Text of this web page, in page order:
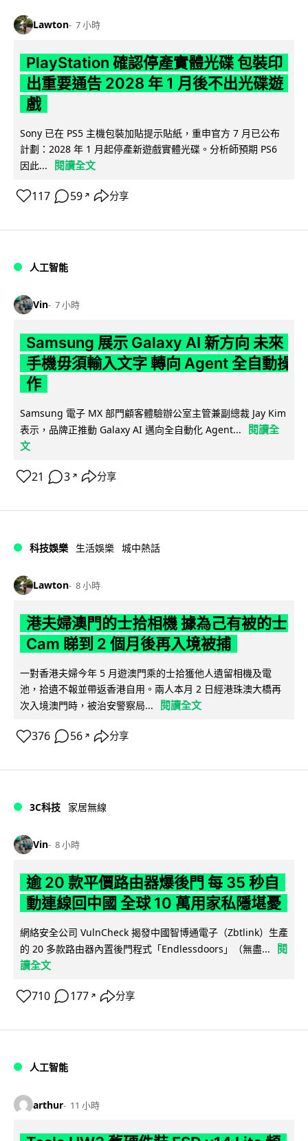
Lawton 7 小時
PlayStation 確認停產實體光碟 包裝印
出重要通告 2028 年 1 月後不出光碟遊
戲
Sony 已在 PS5 主機包裝加貼提示貼紙，重申官方 7 月已公布
計劃：2028 年 1 月起停產新遊戲實體光碟。分析師預期 PS6
因此...
閱讀全文
117 59 ↗ 分享
人工智能
Vin 7 小時
Samsung 展示 Galaxy AI 新方向 未來
手機毋須輸入文字 轉向 Agent 全自動操
作
Samsung 電子 MX 部門顧客體驗辦公室主管兼副總裁 Jay Kim
表示，品牌正推動 Galaxy AI 邁向全自動化 Agent...
閱讀全
文
21 3 ↗ 分享
科技娛樂 生活娛樂 城中熱話
Lawton 8 小時
港夫婦澳門的士拾相機 據為己有被的士
Cam 睇到 2 個月後再入境被捕
一對香港夫婦今年 5 月遊澳門乘的士拾獲他人遺留相機及電
池，拾遺不報並帶返香港自用。兩人本月 2 日經港珠澳大橋再
次入境澳門時，被治安警察局...
閱讀全文
376 56 ↗ 分享
3C科技 家居無線
Vin 8 小時
逾 20 款平價路由器爆後門 每 35 秒自
動連線回中國 全球 10 萬用家私隱堪憂
網絡安全公司 VulnCheck 揭發中國智博通電子（Zbtlink）生產
的 20 多款路由器內置後門程式「Endlessdoors」（無盡...
閱
讀全文
710 177 ↗ 分享
人工智能
arthur 11 小時